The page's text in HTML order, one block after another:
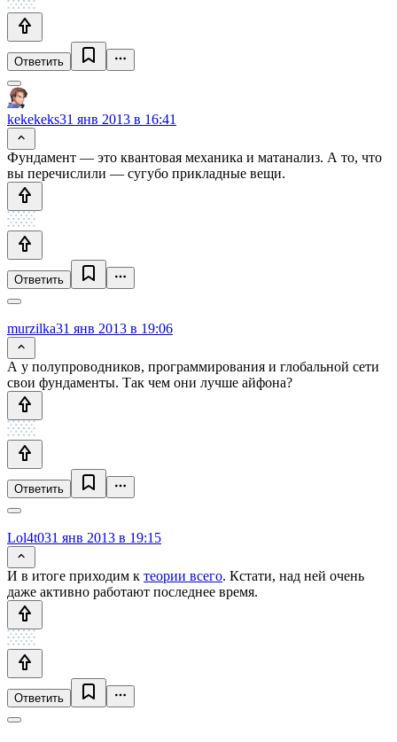
Ответить
kekekeks31 янв 2013 в 16:41
Фундамент — это квантовая механика и матанализ. А то, что
вы перечислили — сугубо прикладные вещи.
Ответить
murzilka31 янв 2013 в 19:06
А у полупроводников, программирования и глобальной сети
свои фундаменты. Так чем они лучше айфона?
Ответить
Lol4t031 янв 2013 в 19:15
И в итоге приходим к теории всего. Кстати, над ней очень
даже активно работают последнее время.
Ответить